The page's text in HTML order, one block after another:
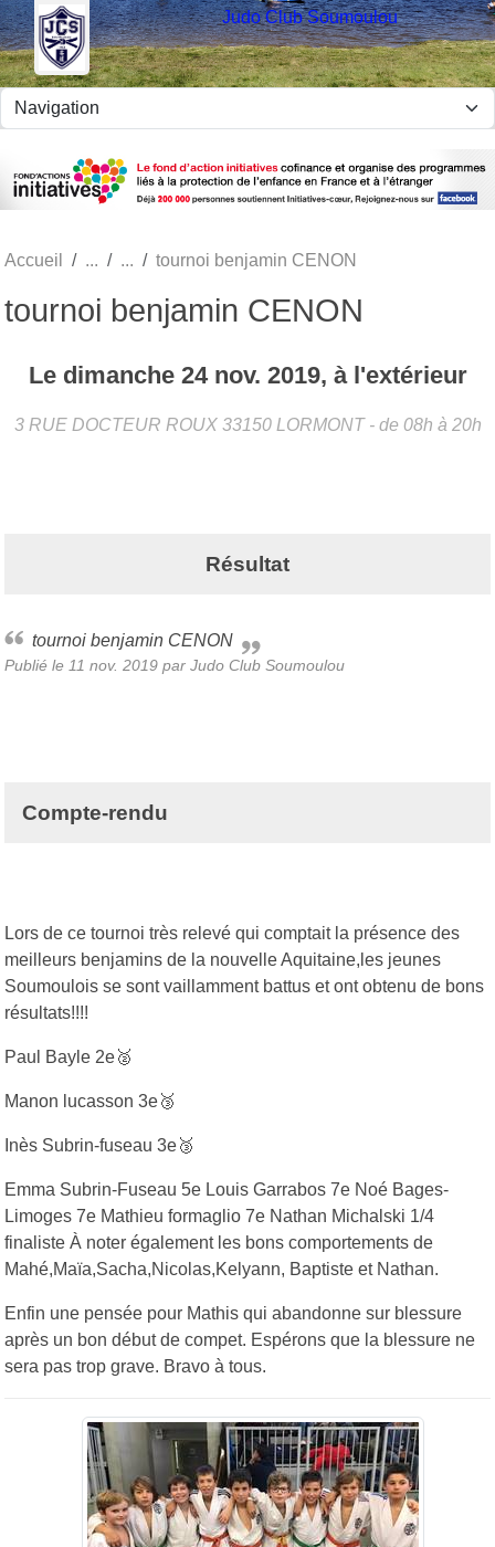
Judo Club Soumoulou
Accueil tournoi benjamin CENON
tournoi benjamin CENON
Le dimanche 24 nov. 2019, à l'extérieur
3 RUE DOCTEUR ROUX 33150 LORMONT - de 08h à 20h
Résultat
tournoi benjamin CENON
Publié le 11 nov. 2019 par Judo Club Soumoulou
Compte-rendu
Lors de ce tournoi très relevé qui comptait la présence des
meilleurs benjamins de la nouvelle Aquitaine,les jeunes
Soumoulois se sont vaillamment battus et ont obtenu de bons
résultats!!!!
Paul Bayle 2e🥈
Manon lucasson 3e🥉
Inès Subrin-fuseau 3e🥉
Emma Subrin-Fuseau 5e Louis Garrabos 7e Noé Bages-
Limoges 7e Mathieu formaglio 7e Nathan Michalski 1/4
finaliste À noter également les bons comportements de
Mahé,Maïa,Sacha,Nicolas,Kelyann, Baptiste et Nathan.
Enfin une pensée pour Mathis qui abandonne sur blessure
après un bon début de compet. Espérons que la blessure ne
sera pas trop grave. Bravo à tous.
Panneau de gestion des cookies